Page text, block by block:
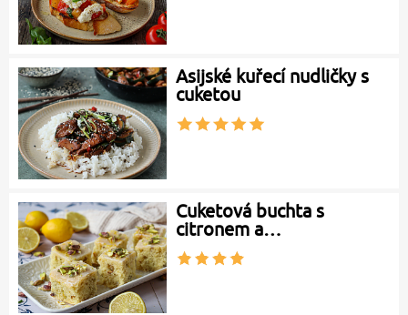
Asijské kuřecí nudličky s
cuketou
Cuketová buchta s
citronem a…